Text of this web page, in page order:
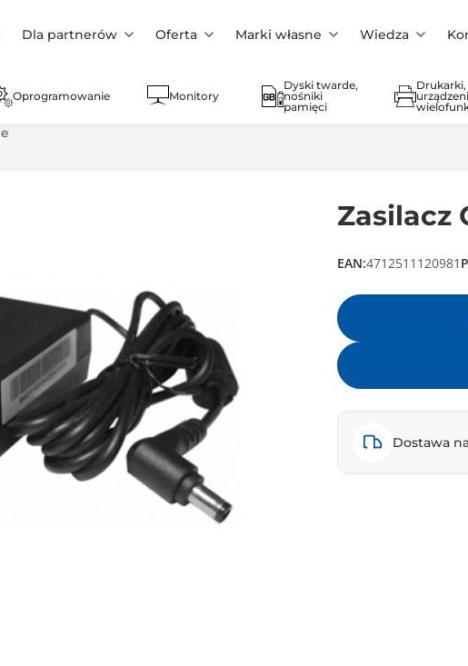
Dla partnerów Oferta Marki własne Wiedza
Oprogramowanie Monitory
Dyski twarde,
nośniki
pamięci
Drukarki,
Zasilacz
EAN:4712511120981
Dostawa